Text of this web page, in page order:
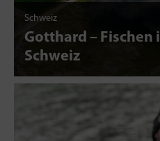
Schweiz
Gotthard – Fischen
Schweiz